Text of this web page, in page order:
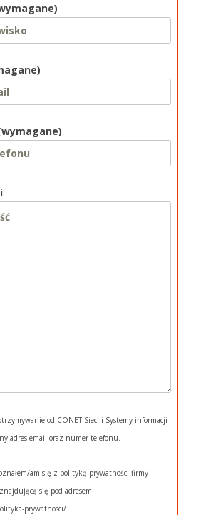
od CONET Sieci i Systemy informacji
adres email oraz numer telefonu.
am się z polityką prywatności firmy
się pod adresem:
prywatnosci/